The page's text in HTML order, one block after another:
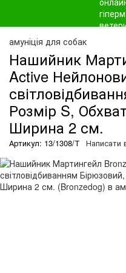
амуніція для собак
Нашийник
Active
Розмір S,
Ширина 2 см.
Артикул: 13/1308/Т Написати